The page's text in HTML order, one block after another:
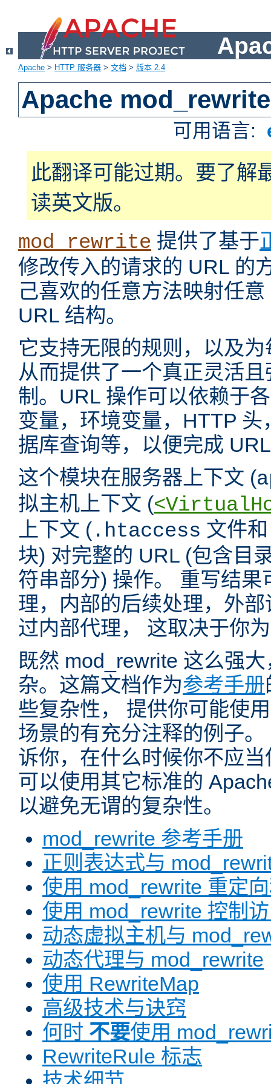
Apache > HTTP 服务器 > 文档 > 版本 2.4
Apache mod_rewrite
可用语言:
此翻译可能过期。要了解
读英文版。
mod_rewrite 提供了基于
修改传入的请求的 URL 的
己喜欢的任意方法映射任
URL 结构。
它支持无限的规则，以及
从而提供了一个真正灵活
制。URL 操作可以依赖于
变量，环境变量，HTTP
据库查询等，以便完成
这个模块在服务器上下文 (
拟主机上下文 (
上下文 ( .htaccess 文件
块) 对完整的 URL (包含目
符串部分) 操作。 重写结
理，内部的后续处理，外
过内部代理， 这取决于你
既然 mod_rewrite 这么强
杂。这篇文档作为参考手册
些复杂性， 提供你可能使
场景的有充分注释的例子
诉你，在什么时候你不应
可以使用其它标准的
以避免无谓的复杂性。
mod_rewrite 参考手册
正则表达式与
使用 mod_rewrite 重定
使用 mod_rewrite 控制
动态虚拟主机与
动态代理与 mod_rewrite
使用 RewriteMap
高级技术与诀窍
何时 不要使用
RewriteRule 标志